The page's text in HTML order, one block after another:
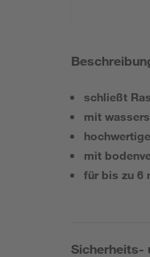
schließt
mit
mit
für bis zu 6
Sicherheits-